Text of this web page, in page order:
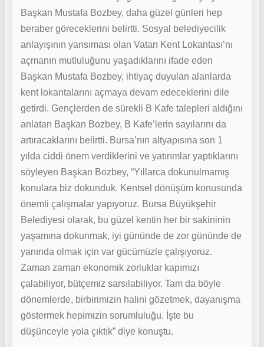
Başkan Mustafa Bozbey, daha güzel günleri hep
beraber göreceklerini belirtti. Sosyal belediyecilik
anlayışının yansıması olan Vatan Kent Lokantası’nı
açmanın mutluluğunu yaşadıklarını ifade eden
Başkan Mustafa Bozbey, ihtiyaç duyulan alanlarda
kent lokantalarını açmaya devam edeceklerini dile
getirdi. Gençlerden de sürekli B Kafe talepleri aldığını
anlatan Başkan Bozbey, B Kafe’lerin sayılarını da
artıracaklarını belirtti. Bursa’nın altyapısına son 1
yılda ciddi önem verdiklerini ve yatırımlar yaptıklarını
söyleyen Başkan Bozbey, “Yıllarca dokunulmamış
konulara biz dokunduk. Kentsel dönüşüm konusunda
önemli çalışmalar yapıyoruz. Bursa Büyükşehir
Belediyesi olarak, bu güzel kentin her bir sakininin
yaşamına dokunmak, iyi gününde de zor gününde de
yanında olmak için var gücümüzle çalışıyoruz.
Zaman zaman ekonomik zorluklar kapımızı
çalabiliyor, bütçemiz sarsılabiliyor. Tam da böyle
dönemlerde, birbirimizin halini gözetmek, dayanışma
göstermek hepimizin sorumluluğu. İşte bu
düşünceyle yola çıktık” diye konuştu.